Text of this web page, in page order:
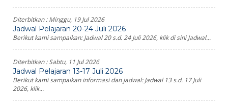
Diterbitkan :Minggu, 19 Jul 2026
Jadwal Pelajaran 20-24 Juli 2026
Berikut kami sampaikan: Jadwal 20 s.d. 24 Juli 2026, klik di sini Jadwal...
Diterbitkan :Sabtu, 11 Jul 2026
Jadwal Pelajaran 13-17 Juli 2026
Berikut kami sampaikan informasi dan jadwal: Jadwal 13 s.d. 17 Juli
2026, klik...